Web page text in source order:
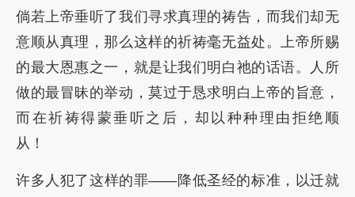
倘若上帝垂听了我们寻求真理的祷告，而我们却无
意顺从真理，那么这样的祈祷毫无益处。上帝所赐
的最大恩惠之一，就是让我们明白祂的话语。人所
做的最冒昧的举动，莫过于恳求明白上帝的旨意，
而在祈祷得蒙垂听之后，却以种种理由拒绝顺
从！
许多人犯了这样的罪——降低圣经的标准，以迁就